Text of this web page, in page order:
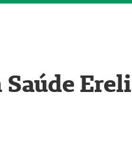
Saúde Ereli